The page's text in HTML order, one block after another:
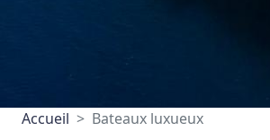
Accueil Bateaux luxueux